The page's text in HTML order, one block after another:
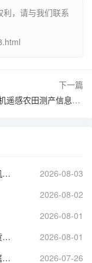
，请与我们联系
下一篇
从事无人机遥感农田测产信息化等工作（无人机遥感技术在测绘工程中的应用）
无人机考证理论部分答题技巧及答案（无人机理论考试技巧）
2026-08-03
2026-08-02
2026-08-01
大疆无人机供货商上市公司（大疆无人机供货商上市公司有哪些）
2026-08-01
属于机动车驾驶证审验内容的有哪些（以下属于机动车驾驶证审验内容）
2026-07-26